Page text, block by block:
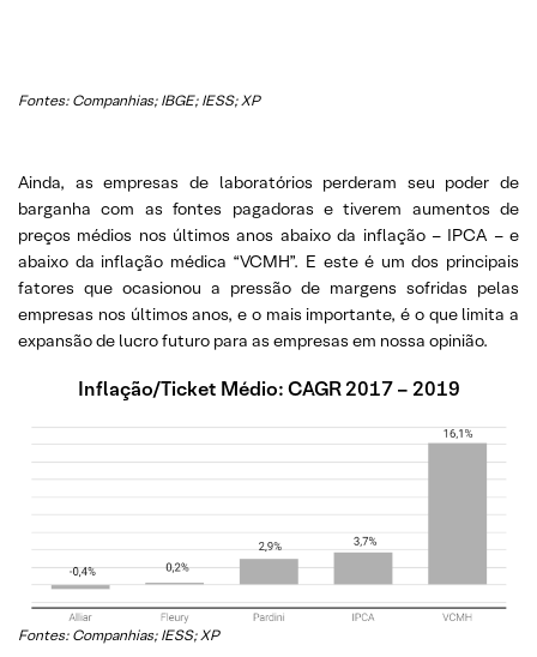
Fontes: Companhias; IBGE; IESS; XP
Ainda, as empresas de laboratórios perderam seu poder de
barganha com as fontes pagadoras e tiverem aumentos de
preços médios nos últimos anos abaixo da inflação – IPCA – e
abaixo da inflação médica “VCMH”. E este é um dos principais
fatores que ocasionou a pressão de margens sofridas pelas
empresas nos últimos anos, e o mais importante, é o que limita a
expansão de lucro futuro para as empresas em nossa opinião.
Inflação/Ticket Médio: CAGR 2017 – 2019
Fontes: Companhias; IESS; XP